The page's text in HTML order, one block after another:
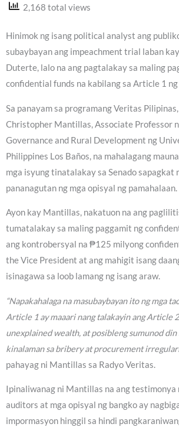
2,168 total views
Hinimok ng isang political analyst ang
subaybayan ang impeachment trial laban
Duterte, lalo na ang pagtalakay sa maling
confidential funds na kabilang sa Article 1
Sa panayam sa programang Veritas
Christopher Mantillas, Associate Professor
Governance and Rural Development ng
Philippines Los Baños, na mahalagang
mga isyung tinatalakay sa Senado sapagkat
pananagutan ng mga opisyal ng pamahalaan.
Ayon kay Mantillas, nakatuon na ang
tumatalakay sa maling paggamit ng
ang kontrobersyal na ₱125 milyong
the Vice President at ang mahigit isang
isinagawa sa loob lamang ng isang araw.
“Napakahalaga na masubaybayan ito ng mga
Article 1 ay maaari nang talakayin ang Article
unexplained wealth, at posibleng sumunod
kinalaman sa bribery at procurement
pahayag ni Mantillas sa Radyo Veritas.
Ipinaliwanag ni Mantillas na ang testimonya
auditors at mga opisyal ng bangko ay
impormasyon hinggil sa hindi